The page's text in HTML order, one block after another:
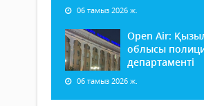
06 тамыз 2026 ж.
Open Air:
облысы
департаменті
06 тамыз 2026 ж.